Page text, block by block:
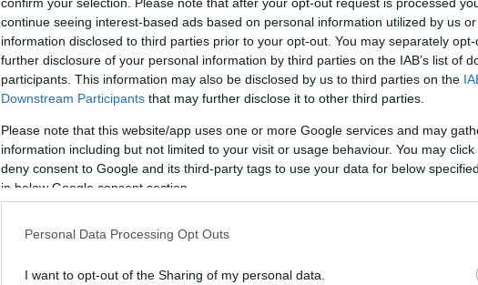
continue seeing interest-based ads based on personal information utilized by us
information disclosed to third parties prior to your opt-out. You may separately
further disclosure of your personal information by third parties on the IAB’s list of
participants. This information may also be disclosed by us to third parties on the
Downstream Participants that may further disclose it to other third parties.
Please note that this website/app uses one or more Google services and may
information including but not limited to your visit or usage behaviour. You may
deny consent to Google and its third-party tags to use your data for below
in below Google consent section.
Personal Data Processing Opt Outs
I want to opt-out of the Sharing of my personal data.